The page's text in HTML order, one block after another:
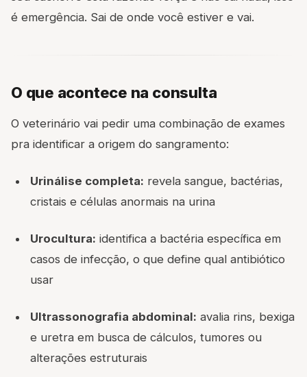
é emergência. Sai de onde você estiver e vai.
O que acontece na consulta
O veterinário vai pedir uma combinação de exames
pra identificar a origem do sangramento:
Urinálise completa: revela sangue, bactérias,
cristais e células anormais na urina
Urocultura: identifica a bactéria específica em
casos de infecção, o que define qual antibiótico
usar
Ultrassonografia abdominal: avalia rins, bexiga
e uretra em busca de cálculos, tumores ou
alterações estruturais